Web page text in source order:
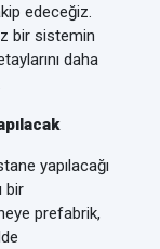
edeceğiz.
bir sistemin
daha
yapılacağı
bir
prefabrik,